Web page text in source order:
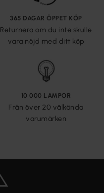
365 DAGAR ÖPPET KÖP
Returnera om du inte skulle
vara nöjd med ditt köp
10 000 LAMPOR
Från över 20 välkända
varumärken